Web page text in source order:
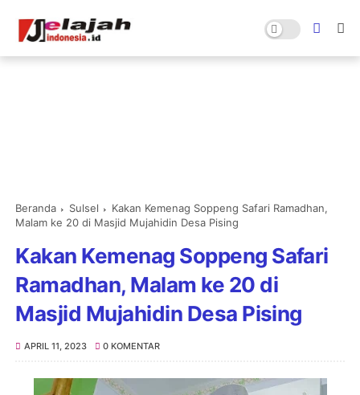
Beranda Sulsel
Kakan Kemenag Soppeng Safari Ramadhan,
Malam ke 20 di Masjid Mujahidin Desa Pising
Kakan Kemenag Soppeng Safari
Ramadhan, Malam ke 20 di
Masjid Mujahidin Desa Pising
APRIL 11, 2023 0 KOMENTAR